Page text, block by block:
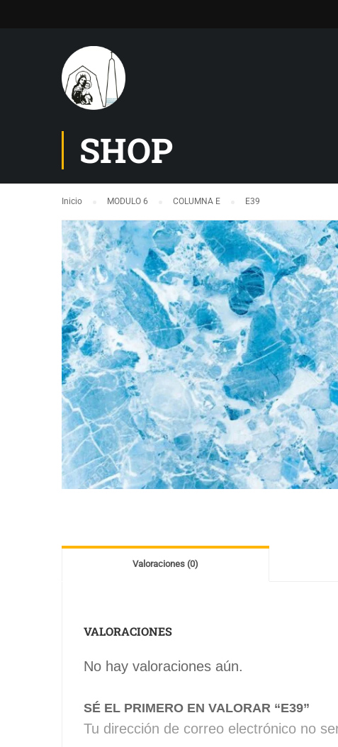
SHOP
Inicio MODULO 6 COLUMNA E E39
Valoraciones (0)
VALORACIONES
No hay valoraciones aún.
SÉ EL PRIMERO EN VALORAR “E39”
Tu dirección de correo electrónico no